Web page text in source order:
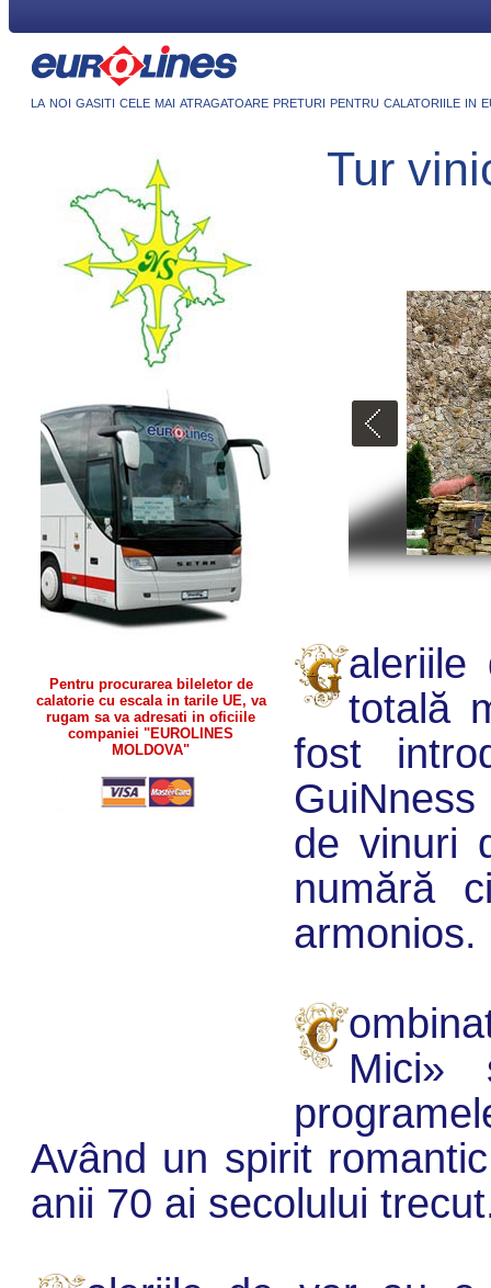
la noi gasiti cele mai atragatoare preturi pentru calatoriile in
Pentru procurarea bileletor de
calatorie cu escala in tarile UE, va
rugam sa va adresati in oficiile
companiei "EUROLINES
MOLDOVA"
Tur
aleriile
totală
fost
de vinuri
numără
armonios.
Mici»
Având un spirit
anii 70 ai secolului